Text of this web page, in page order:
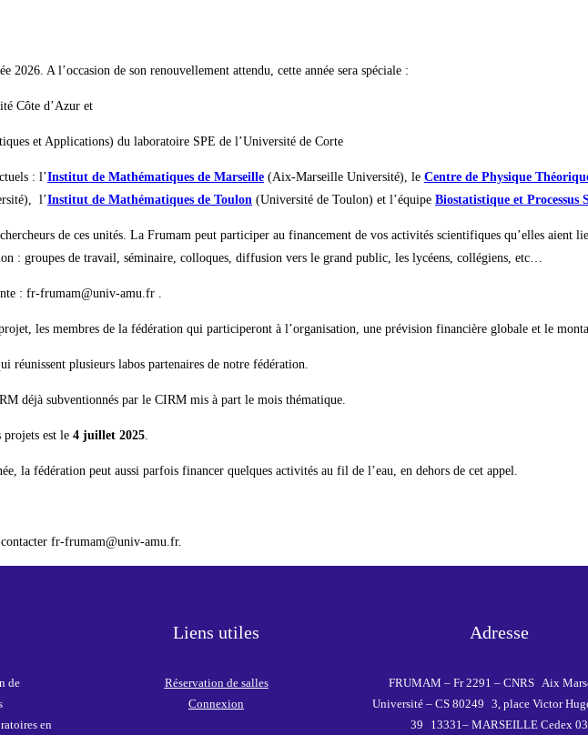
2026. A l’occasion de son renouvellement attendu, cette année sera spéciale :
Côte d’Azur et
et Applications) du laboratoire SPE de l’Université de Corte
: l’Institut de Mathématiques de Marseille (Aix-Marseille Université), le Centre de Physique
l’Institut de Mathématiques de Toulon (Université de Toulon) et l’équipe Biostatistique et Processus
chercheurs de ces unités. La Frumam peut participer au financement de vos activités scientifiques qu’elles aient
: groupes de travail, séminaire, colloques, diffusion vers le grand public, les lycéens, collégiens, etc…
: fr-frumam@univ-amu.fr .
les membres de la fédération qui participeront à l’organisation, une prévision financière globale et le
réunissent plusieurs labos partenaires de notre fédération.
déjà subventionnés par le CIRM mis à part le mois thématique.
est le 4 juillet 2025.
la fédération peut aussi parfois financer quelques activités au fil de l’eau, en dehors de cet appel.
contacter fr-frumam@univ-amu.fr.
Liens utiles Adresse
de
en
Réservation de salles
Connexion
FRUMAM – Fr 2291 – CNRS Aix
Université – CS 80249 3, place Victor
39 13331– MARSEILLE Cedex 03